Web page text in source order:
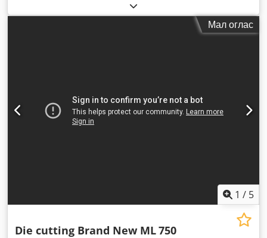
Мал оглас
1 / 5
Die cutting Brand New ML750